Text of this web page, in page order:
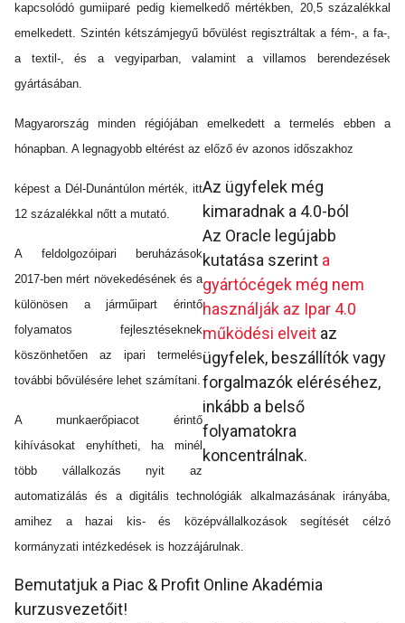
kapcsolódó gumiiparé pedig kiemelkedő mértékben, 20,5 százalékkal
emelkedett. Szintén kétszámjegyű bővülést regisztráltak a fém-, a fa-,
a textil-, és a vegyiparban, valamint a villamos berendezések
gyártásában.
Magyarország minden régiójában emelkedett a termelés ebben a
hónapban. A legnagyobb eltérést az előző év azonos időszakhoz
Az ügyfelek még
kimaradnak a 4.0-ból
Az Oracle legújabb
kutatása szerint a
gyártócégek még nem
használják az Ipar 4.0
működési elveit az
ügyfelek, beszállítók vagy
forgalmazók eléréséhez,
inkább a belső
folyamatokra
koncentrálnak.
képest a Dél-Dunántúlon mérték, itt
12 százalékkal nőtt a mutató.
A feldolgozóipari beruházások
2017-ben mért növekedésének és a
különösen a járműipart érintő
folyamatos fejlesztéseknek
köszönhetően az ipari termelés
további bővülésére lehet számítani.
A munkaerőpiacot érintő
kihívásokat enyhítheti, ha minél
több vállalkozás nyit az
automatizálás és a digitális technológiák alkalmazásának irányába,
amihez a hazai kis- és középvállalkozások segítését célzó
kormányzati intézkedések is hozzájárulnak.
Bemutatjuk a Piac & Profit Online Akadémia
kurzusvezetőit!